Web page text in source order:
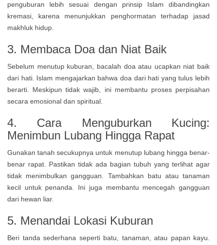
penguburan lebih sesuai dengan prinsip Islam dibandingkan
kremasi, karena menunjukkan penghormatan terhadap jasad
makhluk hidup.
3. Membaca Doa dan Niat Baik
Sebelum menutup kuburan, bacalah doa atau ucapkan niat baik
dari hati. Islam mengajarkan bahwa doa dari hati yang tulus lebih
berarti. Meskipun tidak wajib, ini membantu proses perpisahan
secara emosional dan spiritual.
4. Cara Menguburkan Kucing:
Menimbun Lubang Hingga Rapat
Gunakan tanah secukupnya untuk menutup lubang hingga benar-
benar rapat. Pastikan tidak ada bagian tubuh yang terlihat agar
tidak menimbulkan gangguan. Tambahkan batu atau tanaman
kecil untuk penanda. Ini juga membantu mencegah gangguan
dari hewan liar.
5. Menandai Lokasi Kuburan
Beri tanda sederhana seperti batu, tanaman, atau papan kayu.